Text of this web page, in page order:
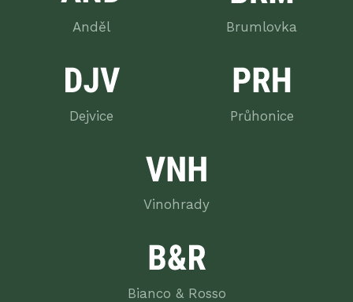
Anděl Brumlovka
Dejvice Průhonice
Vinohrady
Bianco & Rosso